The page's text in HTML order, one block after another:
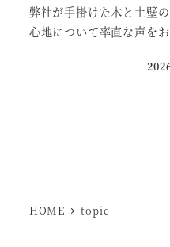
弊社が手掛けた木と土壁
心地について率直な声を
投
HOME topic